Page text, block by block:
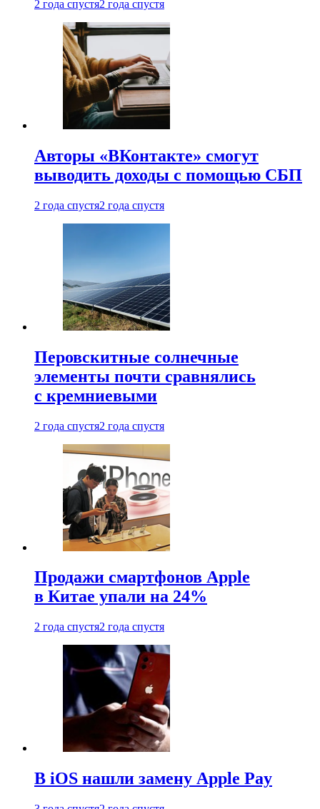
2 года спустя2 года спустя
Авторы «ВКонтакте» смогут
выводить доходы с помощью СБП
2 года спустя2 года спустя
Перовскитные солнечные
элементы почти сравнялись
с кремниевыми
2 года спустя2 года спустя
Продажи смартфонов Apple
в Китае упали на 24%
2 года спустя2 года спустя
В iOS нашли замену Apple Pay